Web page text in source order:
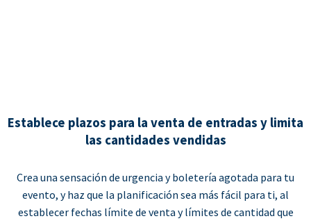
Establece plazos para la venta de entradas y limita
las cantidades vendidas
Crea una sensación de urgencia y boletería agotada para tu
evento, y haz que la planificación sea más fácil para ti, al
establecer fechas límite de venta y límites de cantidad que